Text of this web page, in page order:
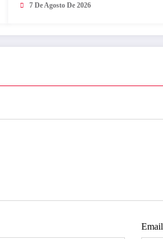
7 De Agosto De 2026
Email